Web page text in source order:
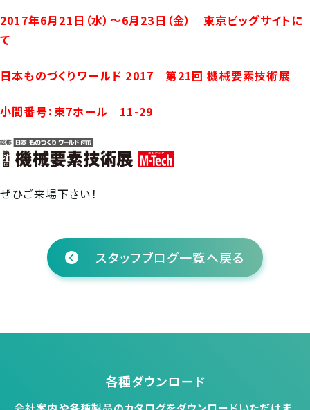
2017年6月21日（水）～6月23日（金） 東京ビッグサイトに
て
日本ものづくりワールド 2017 第21回 機械要素技術展
小間番号：東7ホール 11-29
ぜひご来場下さい！
スタッフブログ一覧へ戻る
各種ダウンロード